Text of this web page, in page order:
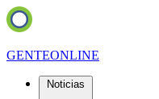
GENTEONLINE
Noticias